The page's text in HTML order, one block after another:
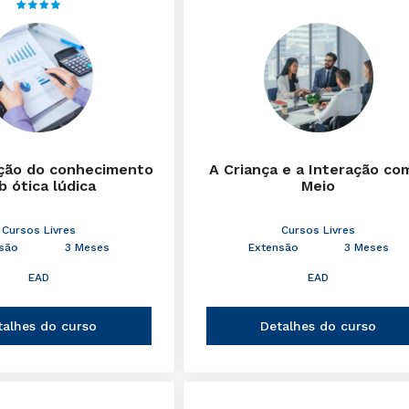
do conhecimento
ótica lúdica
Cursos Livres
3 Meses
EAD
do curso
A Criança e a Interação
Meio
Cursos Livres
Extensão
3 Meses
EAD
Detalhes do curso